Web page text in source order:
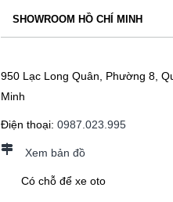
SHOWROOM HỒ CHÍ MINH
950 Lạc Long Quân, Phường 8,
Minh
Điện thoại: 0987.023.995
Xem bản đồ
Có chỗ để xe oto